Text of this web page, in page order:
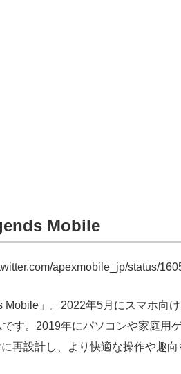
Mobile
apexmobile_jp/status/
」。2022年5月にスマホ向
す。2019年にパソコンや家庭用
再設計し、より快適な操作や趣向